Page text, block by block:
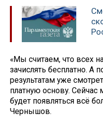
«Мы считаем, что всех
зачислять бесплатно. А
результатам уже
платную основу. Сейчас
будет появляться всё
Чернышов.